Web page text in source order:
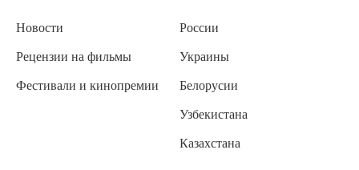
Новости
Рецензии на фильмы
Фестивали и кинопремии
России
Украины
Белорусии
Узбекистана
Казахстана